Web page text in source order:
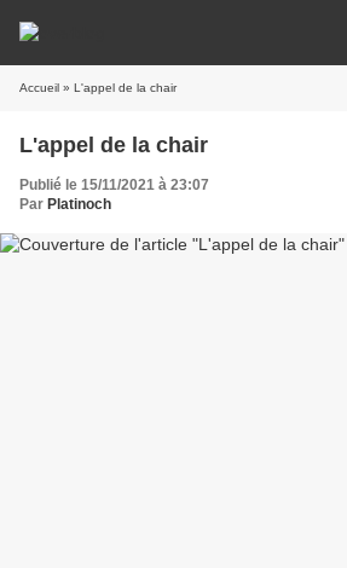
Accueil » L'appel de la chair
L'appel de la chair
Publié le 15/11/2021 à 23:07
Par Platinoch